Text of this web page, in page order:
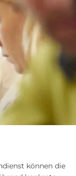
können die